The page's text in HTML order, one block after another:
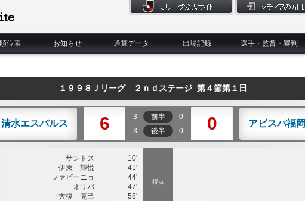
順位表 お知らせ 通算データ 出場記録 選手・監督・審判
１９９８Ｊリーグ ２ｎｄステージ 第４節第１日
清水エスパルス 6 3 前半
0
3
後半 0 0 アビスパ福岡
サントス
10'
伊東 輝悦
41'
ファビーニョ
44'
オリバ
47'
大榎 克己
58'
得点